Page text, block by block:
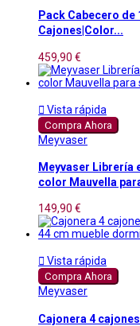
Pack Cabecero de
Cajones|Color...
459,90 €
 Vista rápida
Compra Ahora
Meyvaser
Meyvaser Librería
color Mauvella
149,90 €
 Vista rápida
Compra Ahora
Meyvaser
Cajonera 4